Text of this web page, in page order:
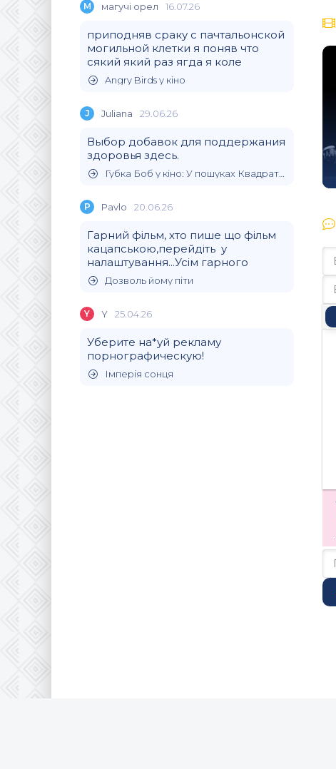
М магучi орел 16.07.26
приподняв сраку с пачтальонской
могильной клетки я поняв что
сякий який раз ягда я коле
Angry Birds у кіно
J Juliana 29.06.26
Выбор добавок для поддержания
здоровья здесь.
Губка Боб у кіно: У пошуках Квадратних Штанів
P Pavlo 20.06.26
Гарний фільм, хто пише що фільм
кацапською,перейдіть у
налаштування...Усім гарного
Дозволь йому піти
Y Y 25.04.26
Уберите на*уй рекламу
порнографическую!
Імперія сонця